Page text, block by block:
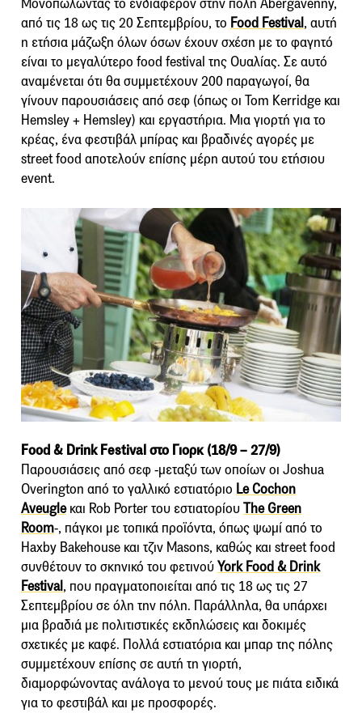
Μονοπωλώντας το ενδιαφέρον στην πόλη Abergavenny,
από τις 18 ως τις 20 Σεπτεμβρίου, το Food Festival, αυτή
η ετήσια μάζωξη όλων όσων έχουν σχέση με το φαγητό
είναι το μεγαλύτερο food festival της Ουαλίας. Σε αυτό
αναμένεται ότι θα συμμετέχουν 200 παραγωγοί, θα
γίνουν παρουσιάσεις από σεφ (όπως οι Tom Kerridge και
Hemsley + Hemsley) και εργαστήρια. Μια γιορτή για το
κρέας, ένα φεστιβάλ μπίρας και βραδινές αγορές με
street food αποτελούν επίσης μέρη αυτού του ετήσιου
event.
Food & Drink Festival στο Γιορκ (18/9 – 27/9)
Παρουσιάσεις από σεφ -μεταξύ των οποίων οι Joshua
Overington από το γαλλικό εστιατόριο Le Cochon
Aveugleκαι Rob Porter του εστιατορίου The Green
Room-, πάγκοι με τοπικά προϊόντα, όπως ψωμί από το
Haxby Bakehouse και τζιν Masons, καθώς και street food
συνθέτουν το σκηνικό του φετινού York Food & Drink
Festival, που πραγματοποιείται από τις 18 ως τις 27
Σεπτεμβρίου σε όλη την πόλη. Παράλληλα, θα υπάρχει
μια βραδιά με πολιτιστικές εκδηλώσεις και δοκιμές
σχετικές με καφέ. Πολλά εστιατόρια και μπαρ της πόλης
συμμετέχουν επίσης σε αυτή τη γιορτή,
διαμορφώνοντας ανάλογα το μενού τους με πιάτα ειδικά
για το φεστιβάλ και με προσφορές.